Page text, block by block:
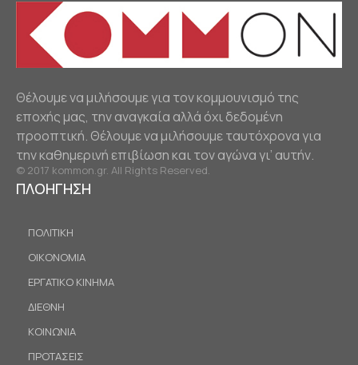
Θέλουμε να μιλήσουμε για τον κομμουνισμό της
εποχής μας, την αναγκαία αλλά όχι δεδομένη
προοπτική. Θέλουμε να μιλήσουμε ταυτόχρονα για
την καθημερινή επιβίωση και τον αγώνα γι’ αυτήν.
© 2017 kommon.gr. All Rights Reserved.
ΠΛΟΗΓΗΣΗ
ΠΟΛΙΤΙΚΗ
ΟΙΚΟΝΟΜΙΑ
ΕΡΓΑΤΙΚΟ ΚΙΝΗΜΑ
ΔΙΕΘΝΗ
ΚΟΙΝΩΝΙΑ
ΠΡΟΤΑΣΕΙΣ